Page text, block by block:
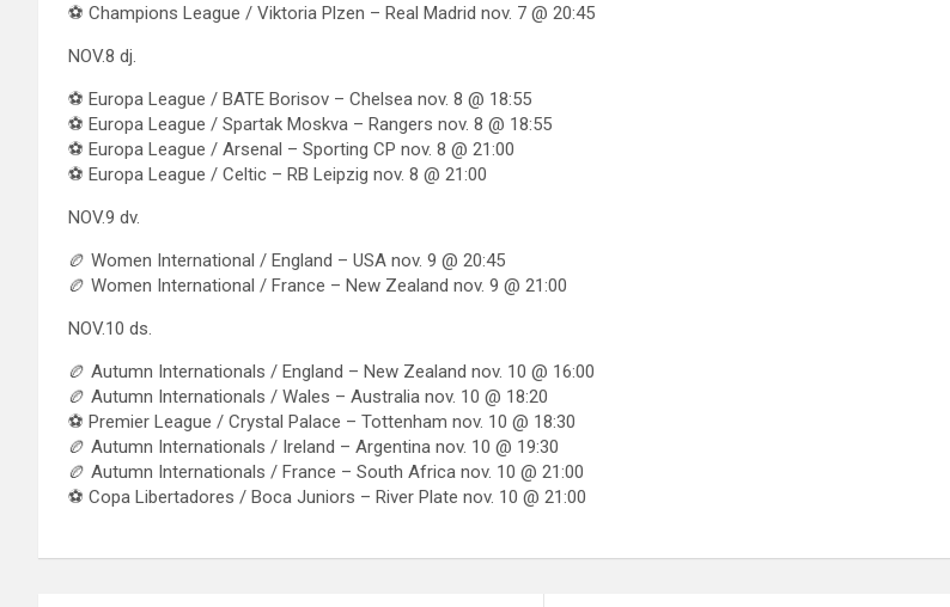
⚽ Champions League / Viktoria Plzen – Real Madrid nov. 7 @ 20:45
NOV.8 dj.
⚽ Europa League / BATE Borisov – Chelsea nov. 8 @ 18:55
⚽ Europa League / Spartak Moskva – Rangers nov. 8 @ 18:55
⚽ Europa League / Arsenal – Sporting CP nov. 8 @ 21:00
⚽ Europa League / Celtic – RB Leipzig nov. 8 @ 21:00
NOV.9 dv.
🏉 Women International / England – USA nov. 9 @ 20:45
🏉 Women International / France – New Zealand nov. 9 @ 21:00
NOV.10 ds.
🏉 Autumn Internationals / England – New Zealand nov. 10 @ 16:00
🏉 Autumn Internationals / Wales – Australia nov. 10 @ 18:20
⚽ Premier League / Crystal Palace – Tottenham nov. 10 @ 18:30
🏉 Autumn Internationals / Ireland – Argentina nov. 10 @ 19:30
🏉 Autumn Internationals / France – South Africa nov. 10 @ 21:00
⚽ Copa Libertadores / Boca Juniors – River Plate nov. 10 @ 21:00